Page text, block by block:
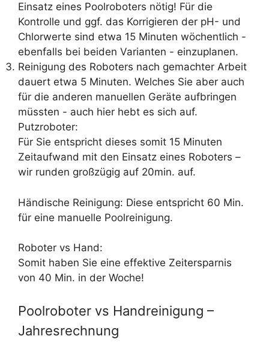
Einsatz eines Poolroboters nötig! Für die
Kontrolle und ggf. das Korrigieren der pH- und
Chlorwerte sind etwa 15 Minuten wöchentlich -
ebenfalls bei beiden Varianten - einzuplanen.
Reinigung des Roboters nach gemachter Arbeit
dauert etwa 5 Minuten. Welches Sie aber auch
für die anderen manuellen Geräte aufbringen
müssten - auch hier hebt es sich auf.
Putzroboter:
Für Sie entspricht dieses somit 15 Minuten
Zeitaufwand mit den Einsatz eines Roboters –
wir runden großzügig auf 20min. auf.
Händische Reinigung: Diese entspricht 60 Min.
für eine manuelle Poolreinigung.
Roboter vs Hand:
Somit haben Sie eine effektive Zeitersparnis
von 40 Min. in der Woche!
Poolroboter vs Handreinigung –
Jahresrechnung